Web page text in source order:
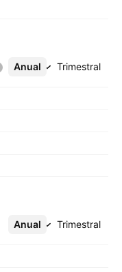
Anual Trimestral
Mais
Anual Trimestral
Mais